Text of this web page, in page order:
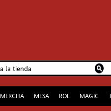
MERCHA MESA ROL MAGIC